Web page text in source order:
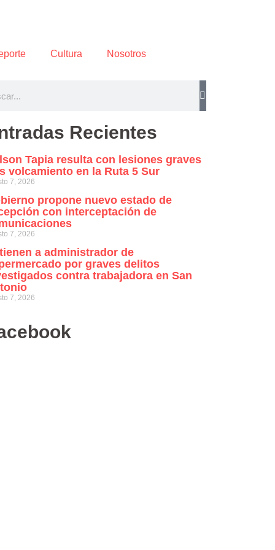
Cultura Nosotros
Recientes
Tapia resulta con lesiones graves
volcamiento en la Ruta 5 Sur
7, 2026
propone nuevo estado de
con interceptación de
7, 2026
a administrador de
por graves delitos
contra trabajadora en San
7, 2026